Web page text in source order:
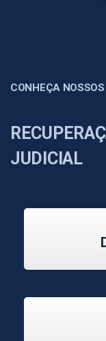
CONHEÇA
JUDICIAL